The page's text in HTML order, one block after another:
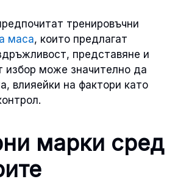
тренировъчни
маса, които предлагат
представяне и
избор може значително да
влияейки на фактори като
марки сред